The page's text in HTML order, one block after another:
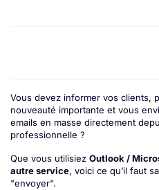
Vous devez informer vos clients,
nouveauté importante et vous
emails en masse directement
professionnelle ?
Que vous utilisiez Outlook /
autre service, voici ce qu’il faut
"envoyer".